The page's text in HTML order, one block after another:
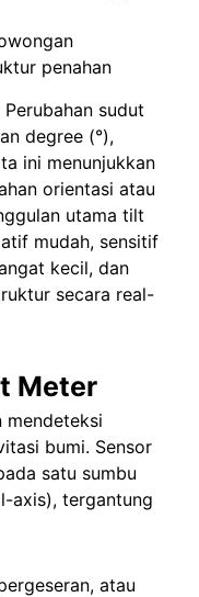
penahan
Perubahan sudut
degree (°),
ini menunjukkan
orientasi atau
utama tilt
mudah, sensitif
kecil, dan
secara real-
Meter
bumi. Sensor
satu sumbu
axis), tergantung
atau